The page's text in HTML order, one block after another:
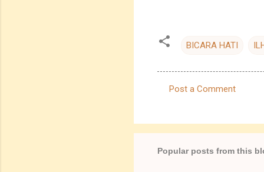
BICARA HATI
m
m
Post a Comment
Popular posts from this